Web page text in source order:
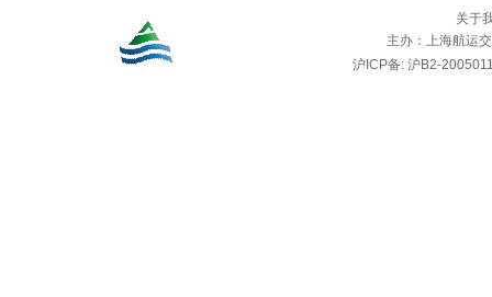
关于
主办： 上海航运
沪ICP备: 沪B2-